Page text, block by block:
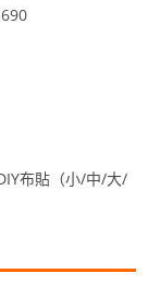
布貼（小/中/大/